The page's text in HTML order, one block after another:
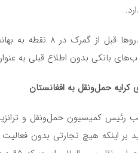
وی از بازرسی
بانکی بدون اطلاع قبلی به عنوان
رئیس کمیسیون حمل‌ونقل و
بر اینکه هیچ تجارتی بدون